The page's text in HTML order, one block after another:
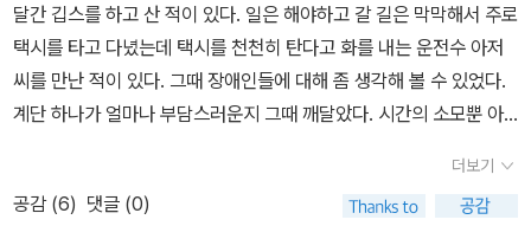
달간 깁스를 하고 산 적이 있다. 일은 해야하고 갈 길은 막막해서 주로
택시를 타고 다녔는데 택시를 천천히 탄다고 화를 내는 운전수 아저
씨를 만난 적이 있다. 그때 장애인들에 대해 좀 생각해 볼 수 있었다.
계단 하나가 얼마나 부담스러운지 그때 깨달았다. 시간의 소모뿐 아
만 장애인으로 남은 생을 살아야 하는 이들에겐 정말 힘들 것 같았다.
장애인이 행복한 사회가 비장애인도 행복한 사회인 것을 알고 장애인
더보기
공감 (6) 댓글 (0)